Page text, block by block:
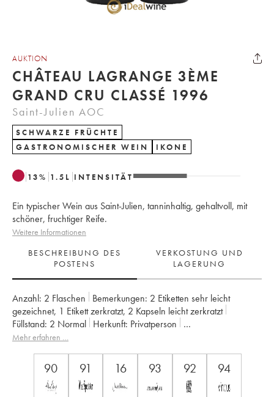
AUKTION
CHÂTEAU LAGRANGE 3ÈME
GRAND CRU CLASSÉ 1996
Saint-Julien AOC
SCHWARZE FRÜCHTE
GASTRONOMISCHER WEIN
IKONE
13% 1.5 L INTENSITÄT
Ein typischer Wein aus Saint-Julien, tanninhaltig, gehaltvoll, mit
schöner, fruchtiger Reife.
Weitere Informationen
BESCHREIBUNG DES
POSTENS
VERKOSTUNG UND
LAGERUNG
Anzahl: 2 Flaschen Bemerkungen: 2 Etiketten sehr leicht
gezeichnet, 1 Etikett zerkratzt, 2 Kapseln leicht zerkratzt
Füllstand: 2 Normal Herkunft:
privatperson
Mwst. erstattbar:
Eigentümer:
Suntory
Mehr erfahren …
90 91 16 93 92 94